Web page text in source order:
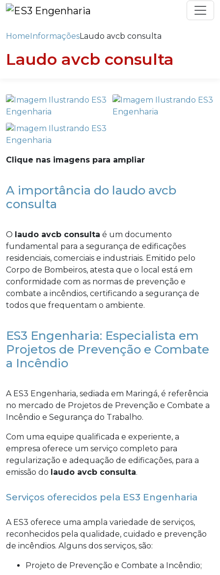
HomeInformaçõesLaudo avcb consulta
Laudo avcb consulta
Clique nas imagens para ampliar
A importância do laudo avcb
consulta
O laudo avcb consulta é um documento
fundamental para a segurança de edificações
residenciais, comerciais e industriais. Emitido pelo
Corpo de Bombeiros, atesta que o local está em
conformidade com as normas de prevenção e
combate a incêndios, certificando a segurança de
todos que frequentam o ambiente.
ES3 Engenharia: Especialista em
Projetos de Prevenção e Combate
a Incêndio
A ES3 Engenharia, sediada em Maringá, é referência
no mercado de Projetos de Prevenção e Combate a
Incêndio e Segurança do Trabalho.
Com uma equipe qualificada e experiente, a
empresa oferece um serviço completo para
regularização e adequação de edificações, para a
emissão do laudo avcb consulta.
Serviços oferecidos pela ES3 Engenharia
A ES3 oferece uma ampla variedade de serviços,
reconhecidos pela qualidade, cuidado e prevenção
de incêndios. Alguns dos serviços, são:
Projeto de Prevenção e Combate a Incêndio;